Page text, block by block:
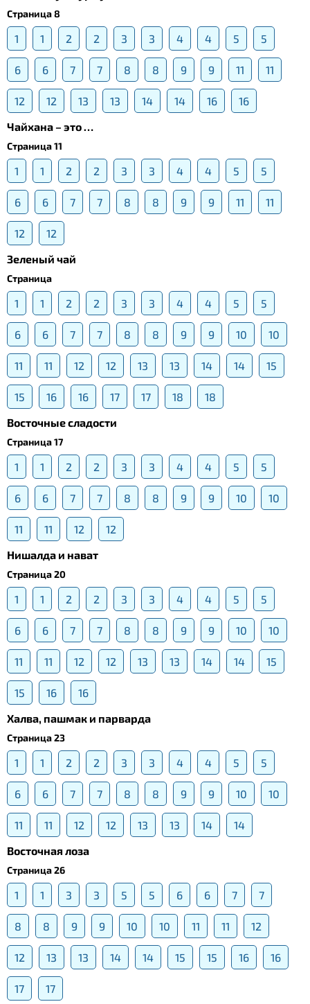
Страница 8
1 1 2 2 3 3 4 4 5 5
6 6 7 7 8 8 9 9 11 11
12 12 13 13 14 14 16
16
Чайхана – это …
Страница 11
1 1 2 2 3 3 4 4 5 5
6 6 7 7 8 8 9 9 11 11
12
12
Зеленый чай
Страница
1 1 2 2 3 3 4 4 5 5
6 6 7 7 8 8 9 9 10 10
11 11 12 12 13 13 14 14 15
15 16 16 17 17 18
18
Восточные сладости
Страница 17
1 1 2 2 3 3 4 4 5 5
6 6 7 7 8 8 9 9 10 10
11 11 12
12
Нишалда и нават
Страница 20
1 1 2 2 3 3 4 4 5 5
6 6 7 7 8 8 9 9 10 10
11 11 12 12 13 13 14 14 15
15 16
16
Халва, пашмак и парварда
Страница 23
1 1 2 2 3 3 4 4 5 5
6 6 7 7 8 8 9 9 10 10
11 11 12 12 13 13 14
14
Восточная лоза
Страница 26
1 1 3 3 5 5 6 6 7 7
8 8 9 9 10 10 11 11 12
12 13 13 14 14 15 15 16 16
17
17